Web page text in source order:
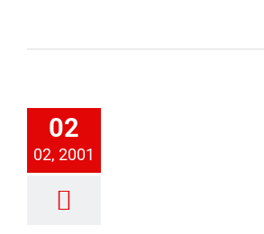
02
02, 2001